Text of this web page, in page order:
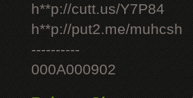
h**p://cutt.us/Y7P84
h**p://put2.me/muhcsh
----------
000A000902